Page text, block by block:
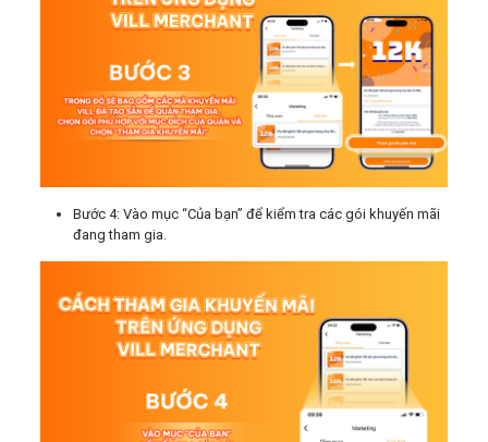
Bước 4: Vào mục “Của bạn” để kiểm tra các gói khuyến mãi
đang tham gia.